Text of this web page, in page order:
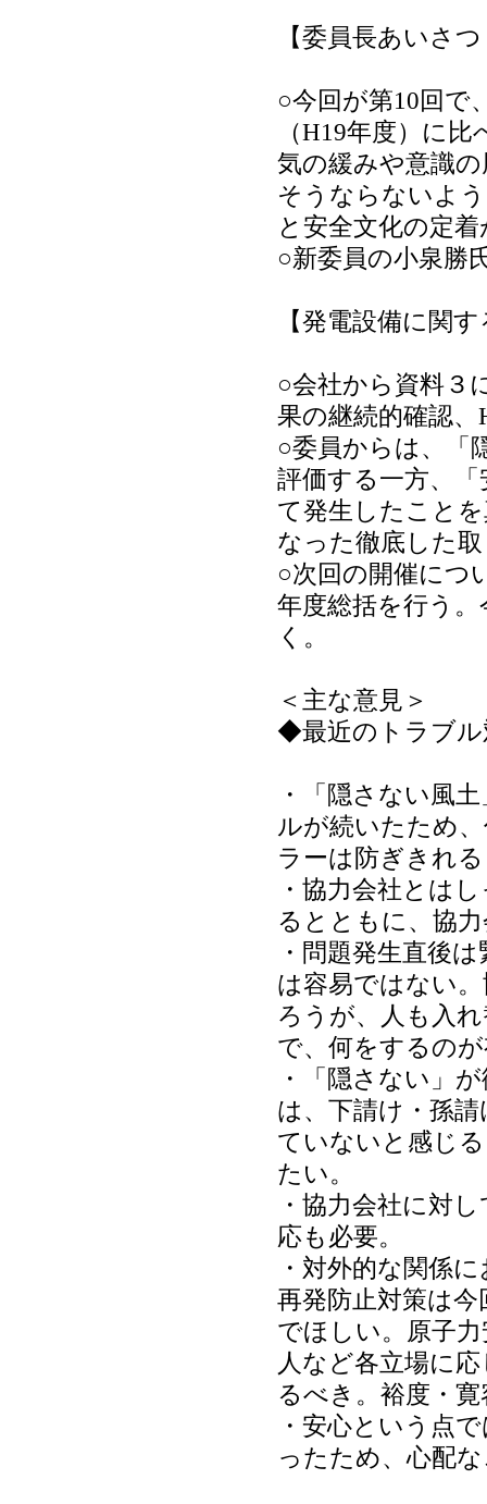
【委員長あいさ
○今回が第10回で
（H19年度）に
気の緩みや意識
そうならないよ
と安全文化の定
○新委員の小泉勝
【発電設備に関
○会社から資料３
果の継続的確認
○委員からは、「
評価する一方、
て発生したこと
なった徹底した
○次回の開催につ
年度総括を行う
く。
＜主な意見＞
◆最近のトラブル
・「隠さない風
ルが続いたため
ラーは防ぎきれ
・協力会社とは
るとともに、協
・問題発生直後
は容易ではない
ろうが、人も入
で、何をするの
・「隠さない」
は、下請け・孫
ていないと感じ
たい。
・協力会社に対
応も必要。
・対外的な関係
再発防止対策は
でほしい。原子
人など各立場に
るべき。裕度・
・安心という点
ったため、心配